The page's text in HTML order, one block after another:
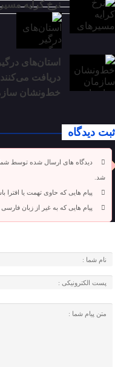
نرخ کرایه
استان‌های
دریافت می‌کنند
خط‌ونشان
ثبت دیدگاه
دیدگاه های ارسال شده توسط
شد.
پیام هایی که حاوی تهمت یا افترا
پیام هایی که به غیر از زبان